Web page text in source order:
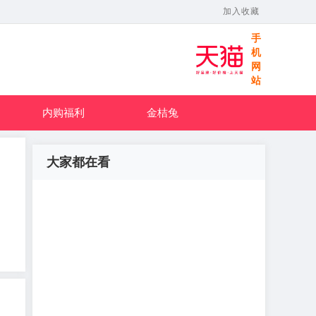
加入收藏
手
机
网
站
内购福利 金桔兔
大家都在看